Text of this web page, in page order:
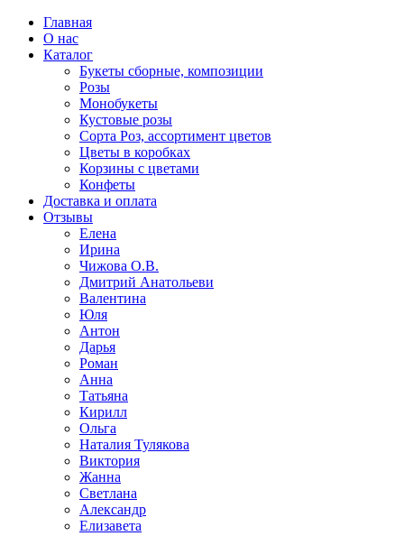
Главная
О нас
Каталог
Букеты сборные, композиции
Розы
Монобукеты
Кустовые розы
Сорта Роз, ассортимент цветов
Цветы в коробках
Корзины с цветами
Конфеты
Доставка и оплата
Отзывы
Елена
Ирина
Чижова О.В.
Дмитрий Анатольеви
Валентина
Юля
Антон
Дарья
Роман
Анна
Татьяна
Кирилл
Ольга
Наталия Тулякова
Виктория
Жанна
Светлана
Александр
Елизавета